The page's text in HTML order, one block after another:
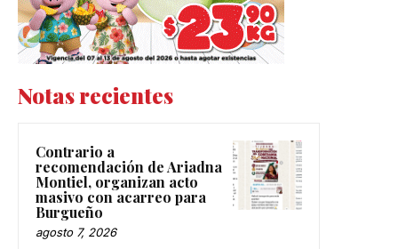
Notas recientes
Contrario a
recomendación de Ariadna
Montiel, organizan acto
masivo con acarreo para
Burgueño
agosto 7, 2026